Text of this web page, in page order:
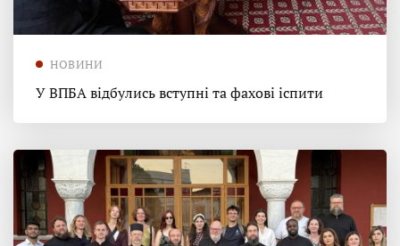
НОВИНИ
У ВПБА відбулись вступні та фахові іспити